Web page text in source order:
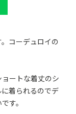
コーデュロイの
ートな着丈のシ
着られるのでデ
す。